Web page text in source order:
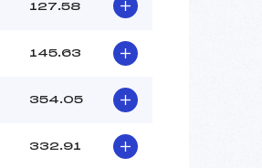
127.58
145.63
354.05
332.91